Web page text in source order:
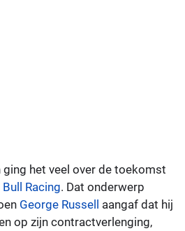
ging het veel over de toekomst
Bull Racing. Dat onderwerp
George Russell aangaf dat hij
op zijn contractverlenging,